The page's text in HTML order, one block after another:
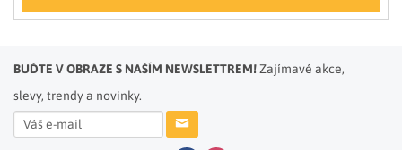
BUĎTE V OBRAZE S NAŠÍM NEWSLETTREM!Zajímavé akce,
slevy, trendy a novinky.